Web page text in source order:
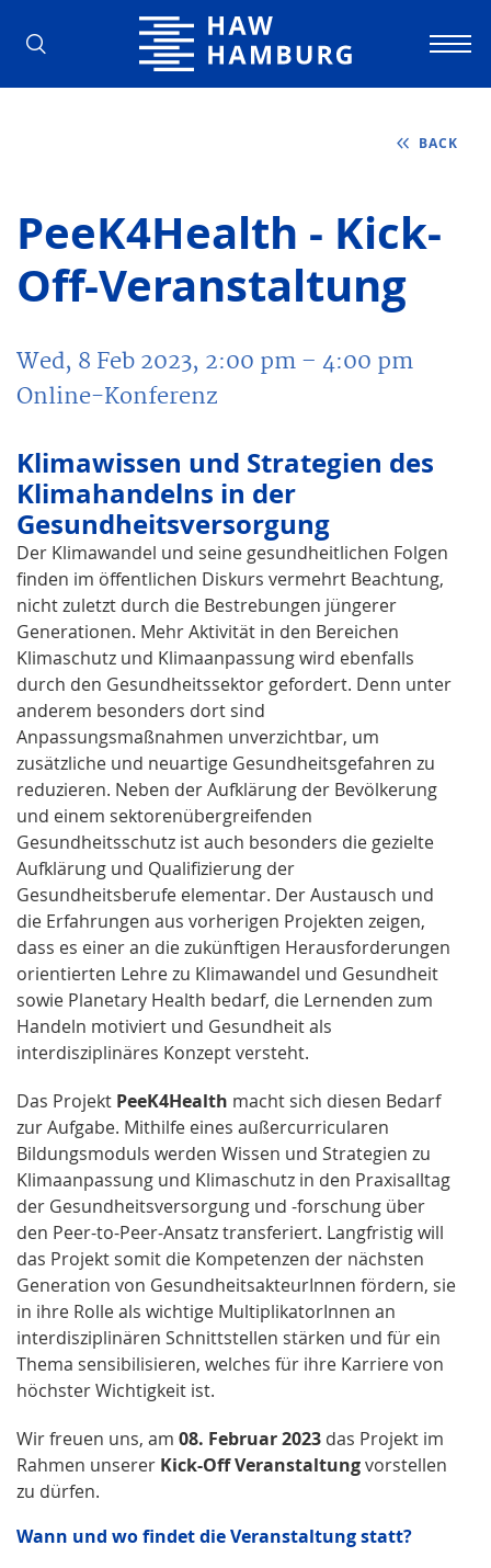
Hamburg University of Applied
BACK
PeeK4Health - Kick-
Off-Veranstaltung
Wed, 8 Feb 2023, 2:00 pm– 4:00 pm
Online-Konferenz
Klimawissen und Strategien des
Klimahandelns in der
Gesundheitsversorgung
Der Klimawandel und seine gesundheitlichen Folgen
finden im öffentlichen Diskurs vermehrt Beachtung,
nicht zuletzt durch die Bestrebungen jüngerer
Generationen. Mehr Aktivität in den Bereichen
Klimaschutz und Klimaanpassung wird ebenfalls
durch den Gesundheitssektor gefordert. Denn unter
anderem besonders dort sind
Anpassungsmaßnahmen unverzichtbar, um
zusätzliche und neuartige Gesundheitsgefahren zu
reduzieren. Neben der Aufklärung der Bevölkerung
und einem sektorenübergreifenden
Gesundheitsschutz ist auch besonders die gezielte
Aufklärung und Qualifizierung der
Gesundheitsberufe elementar. Der Austausch und
die Erfahrungen aus vorherigen Projekten zeigen,
dass es einer an die zukünftigen Herausforderungen
orientierten Lehre zu Klimawandel und Gesundheit
sowie Planetary Health bedarf, die Lernenden zum
Handeln motiviert und Gesundheit als
interdisziplinäres Konzept versteht.
Das Projekt PeeK4Health macht sich diesen Bedarf
zur Aufgabe. Mithilfe eines außercurricularen
Bildungsmoduls werden Wissen und Strategien zu
Klimaanpassung und Klimaschutz in den Praxisalltag
der Gesundheitsversorgung und -forschung über
den Peer-to-Peer-Ansatz transferiert. Langfristig will
das Projekt somit die Kompetenzen der nächsten
Generation von GesundheitsakteurInnen fördern, sie
in ihre Rolle als wichtige MultiplikatorInnen an
interdisziplinären Schnittstellen stärken und für ein
Thema sensibilisieren, welches für ihre Karriere von
höchster Wichtigkeit ist.
Wir freuen uns, am 08. Februar 2023 das Projekt im
Rahmen unserer Kick-Off Veranstaltungvorstellen
zu dürfen.
Wann und wo findet die Veranstaltung statt?